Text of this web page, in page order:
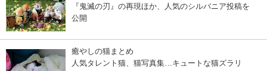
『鬼滅の刃』の再現ほか、人気のシルバニア投稿を
公開
癒やしの猫まとめ
人気タレント猫、猫写真集…キュートな猫ズラリ